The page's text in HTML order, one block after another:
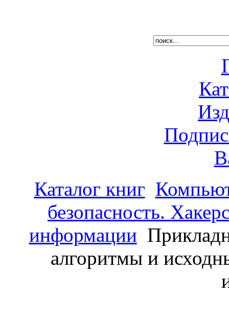
Каталог книг
безопасность.
информации
алгоритмы и